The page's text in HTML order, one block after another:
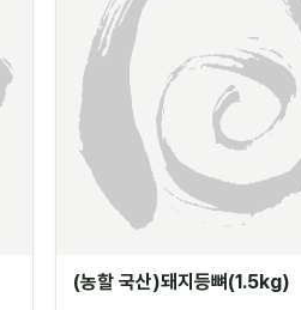
(농할 국산)돼지등뼈(1.5kg)